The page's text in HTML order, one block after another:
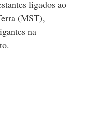
ligados ao
(MST),
na